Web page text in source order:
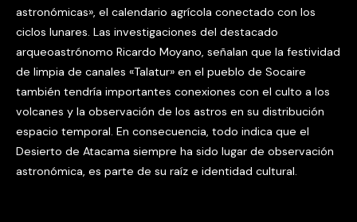
astronómicas», el calendario agrícola conectado con los
ciclos lunares. Las investigaciones del destacado
arqueoastrónomo Ricardo Moyano, señalan que la festividad
de limpia de canales «Talatur» en el pueblo de Socaire
también tendría importantes conexiones con el culto a los
volcanes y la observación de los astros en su distribución
espacio temporal. En consecuencia, todo indica que el
Desierto de Atacama siempre ha sido lugar de observación
astronómica, es parte de su raíz e identidad cultural.